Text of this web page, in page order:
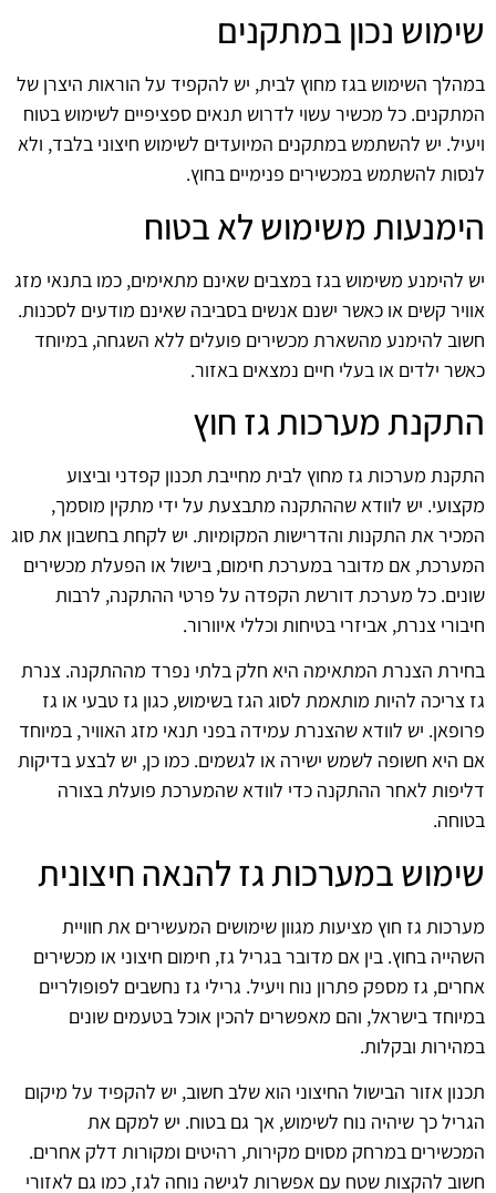
שימוש נכון במתקנים
במהלך השימוש בגז מחוץ לבית, יש להקפיד על הוראות היצרן של
המתקנים. כל מכשיר עשוי לדרוש תנאים ספציפיים לשימוש בטוח
ויעיל. יש להשתמש במתקנים המיועדים לשימוש חיצוני בלבד, ולא
לנסות להשתמש במכשירים פנימיים בחוץ.
הימנעות משימוש לא בטוח
יש להימנע משימוש בגז במצבים שאינם מתאימים, כמו בתנאי מזג
אוויר קשים או כאשר ישנם אנשים בסביבה שאינם מודעים לסכנות.
חשוב להימנע מהשארת מכשירים פועלים ללא השגחה, במיוחד
כאשר ילדים או בעלי חיים נמצאים באזור.
התקנת מערכות גז חוץ
התקנת מערכות גז מחוץ לבית מחייבת תכנון קפדני וביצוע
מקצועי. יש לוודא שההתקנה מתבצעת על ידי מתקין מוסמך,
המכיר את התקנות והדרישות המקומיות. יש לקחת בחשבון את סוג
המערכת, אם מדובר במערכת חימום, בישול או הפעלת מכשירים
שונים. כל מערכת דורשת הקפדה על פרטי ההתקנה, לרבות
חיבורי צנרת, אביזרי בטיחות וכללי איוורור.
בחירת הצנרת המתאימה היא חלק בלתי נפרד מההתקנה. צנרת
גז צריכה להיות מותאמת לסוג הגז בשימוש, כגון גז טבעי או גז
פרופאן. יש לוודא שהצנרת עמידה בפני תנאי מזג האוויר, במיוחד
אם היא חשופה לשמש ישירה או לגשמים. כמו כן, יש לבצע בדיקות
דליפות לאחר ההתקנה כדי לוודא שהמערכת פועלת בצורה
בטוחה.
שימוש במערכות גז להנאה חיצונית
מערכות גז חוץ מציעות מגוון שימושים המעשירים את חוויית
השהייה בחוץ. בין אם מדובר בגריל גז, חימום חיצוני או מכשירים
אחרים, גז מספק פתרון נוח ויעיל. גרילי גז נחשבים לפופולריים
במיוחד בישראל, והם מאפשרים להכין אוכל בטעמים שונים
במהירות ובקלות.
תכנון אזור הבישול החיצוני הוא שלב חשוב, יש להקפיד על מיקום
הגריל כך שיהיה נוח לשימוש, אך גם בטוח. יש למקם את
המכשירים במרחק מסוים מקירות, רהיטים ומקורות דלק אחרים.
חשוב להקצות שטח עם אפשרות לגישה נוחה לגז, כמו גם לאזורי